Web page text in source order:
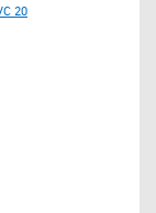
20